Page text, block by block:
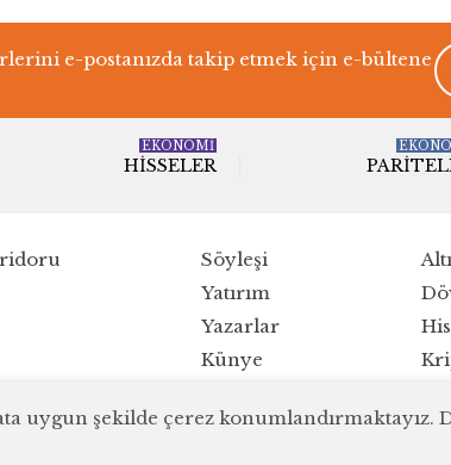
e-postanızda takip etmek için e-bültene
HISSELER
EKONOMİ
Söyleşi
Yatırım
Yazarlar
Künye
uygun şekilde çerez konumlandırmaktayız.